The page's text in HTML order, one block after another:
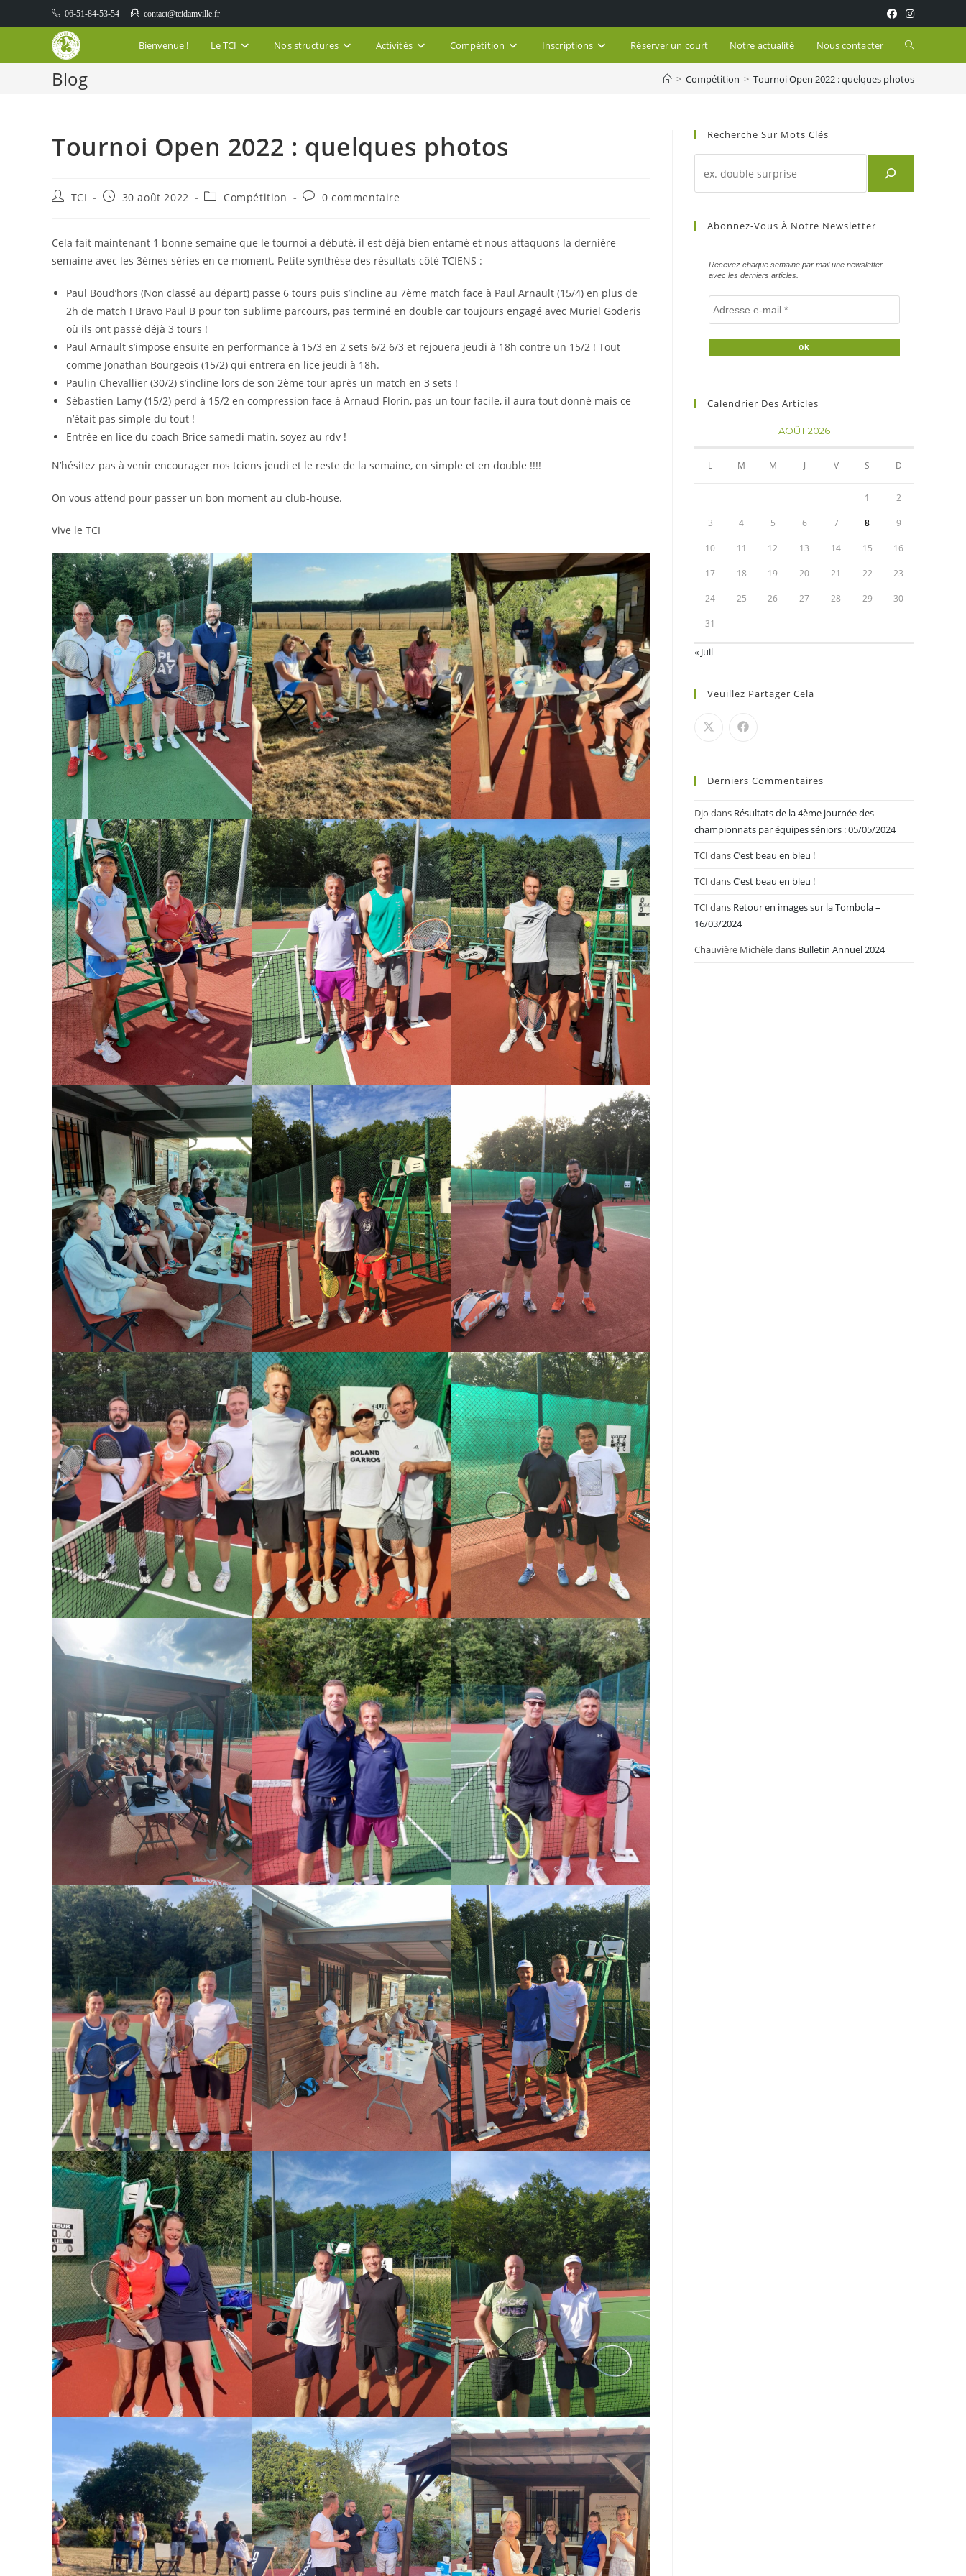
to
06-51-84-53-54 contact@tcidamville.fr
Bienvenue ! Le TCI Nos structures Activités Compétition Inscriptions Réserver un court Notre actualité Nous contacter Toggle
website
Blog > Compétition > Tournoi Open 2022 : quelques photos
Tournoi Open 2022 : quelques photos
Auteur/autrice
publication :
TCI
Publication
30 août 2022
PostCompétition
Commentaires
publication :
0 commentaire
Cela fait maintenant 1 bonne semaine que le tournoi a débuté, il est déjà bien entamé et nous attaquons la dernière
semaine avec les 3èmes séries en ce moment. Petite synthèse des résultats côté TCIENS :
Paul Boud’hors (Non classé au départ) passe 6 tours puis s’incline au 7ème match face à Paul Arnault (15/4) en plus de
2h de match ! Bravo Paul B pour ton sublime parcours, pas terminé en double car toujours engagé avec Muriel Goderis
où ils ont passé déjà 3 tours !
Paul Arnault s’impose ensuite en performance à 15/3 en 2 sets 6/2 6/3 et rejouera jeudi à 18h contre un 15/2 ! Tout
comme Jonathan Bourgeois (15/2) qui entrera en lice jeudi à 18h.
Paulin Chevallier (30/2) s’incline lors de son 2ème tour après un match en 3 sets !
Sébastien Lamy (15/2) perd à 15/2 en compression face à Arnaud Florin, pas un tour facile, il aura tout donné mais ce
n’était pas simple du tout !
Entrée en lice du coach Brice samedi matin, soyez au rdv !
N’hésitez pas à venir encourager nos tciens jeudi et le reste de la semaine, en simple et en double !!!!
On vous attend pour passer un bon moment au club-house.
Vive le TCI
Recherche Sur Mots Clés
d'un
mots
Abonnez-Vous À Notre Newsletter
Recevez chaque semaine par mail une newsletter
avec les derniers articles.
Calendrier Des Articles
AOÛT 2026
L M M J V S D
1 2
3 4 5 6 7 8 9
10 11 12 13 14 15 16
17 18 19 20 21 22 23
24 25 26 27 28 29 30
31
« Juil
Veuillez Partager Cela
Derniers Commentaires
Djo dans Résultats de la 4ème journée des
championnats par équipes séniors : 05/05/2024
TCI dansC’est beau en bleu !
TCI dansC’est beau en bleu !
TCI dans Retour en images sur la Tombola –
16/03/2024
Chauvière Michèledans Bulletin Annuel 2024